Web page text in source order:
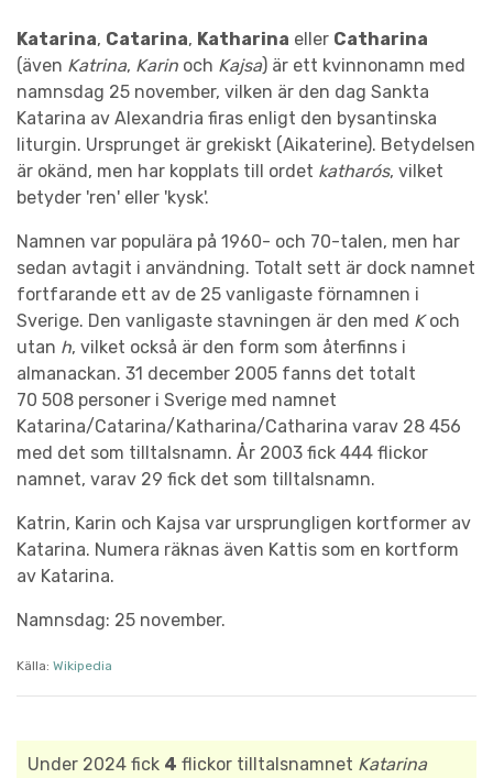
Katarina, Catarina, Katharina eller Catharina
(även Katrina, Karin och Kajsa) är ett kvinnonamn med
namnsdag 25 november, vilken är den dag Sankta
Katarina av Alexandria firas enligt den bysantinska
liturgin. Ursprunget är grekiskt (Aikaterine). Betydelsen
är okänd, men har kopplats till ordet katharós, vilket
betyder 'ren' eller 'kysk'.
Namnen var populära på 1960- och 70-talen, men har
sedan avtagit i användning. Totalt sett är dock namnet
fortfarande ett av de 25 vanligaste förnamnen i
Sverige. Den vanligaste stavningen är den med Koch
utan h, vilket också är den form som återfinns i
almanackan. 31 december 2005 fanns det totalt
70 508 personer i Sverige med namnet
Katarina/Catarina/Katharina/Catharina varav 28 456
med det som tilltalsnamn. År 2003 fick 444 flickor
namnet, varav 29 fick det som tilltalsnamn.
Katrin, Karin och Kajsa var ursprungligen kortformer av
Katarina. Numera räknas även Kattis som en kortform
av Katarina.
Namnsdag: 25 november.
Källa: Wikipedia
Under 2024 fick 4 flickor tilltalsnamnet Katarina